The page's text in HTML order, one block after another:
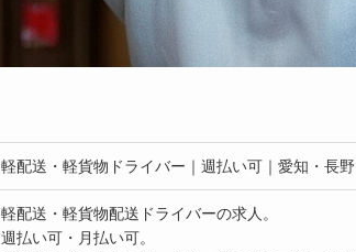
軽配送・軽貨物ドライバー｜週払い可｜愛知・長野
軽配送・軽貨物配送ドライバーの求人。
週払い可・月払い可。